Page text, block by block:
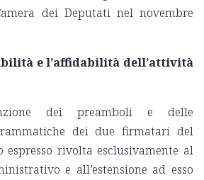
dei Deputati nel novembre
e l’affidabilità dell’attività
dei preamboli e delle
dei due firmatari del
rivolta esclusivamente al
e all’estensione ad esso